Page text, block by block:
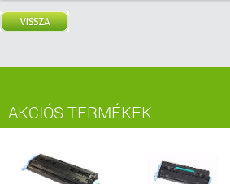
AKCIÓS TERMÉKEK